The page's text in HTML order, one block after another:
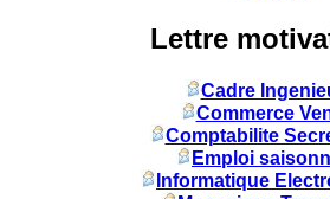
Lettre
Cadre
Commerce
Comptabilite
Emploi
Informatique